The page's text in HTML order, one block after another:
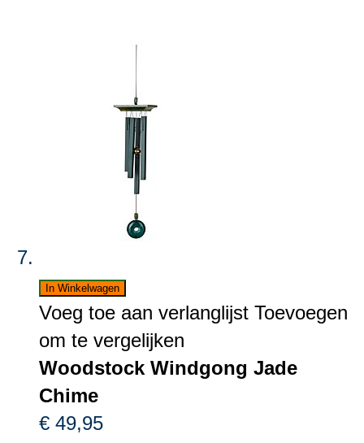
In Winkelwagen
Voeg toe aan verlanglijst Toevoegen
om te vergelijken
Woodstock Windgong Jade
Chime
€ 49,95